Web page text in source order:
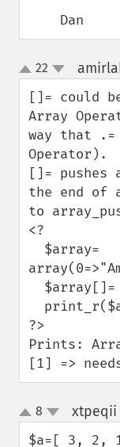
    Dan
up
down
22
[]= could
Array
way that
Operator).
[]= pushes
the end of
to
<?
?>
Prints:
[1] =>
up
down
8 xtpeqii
$a=[ 3, 2,